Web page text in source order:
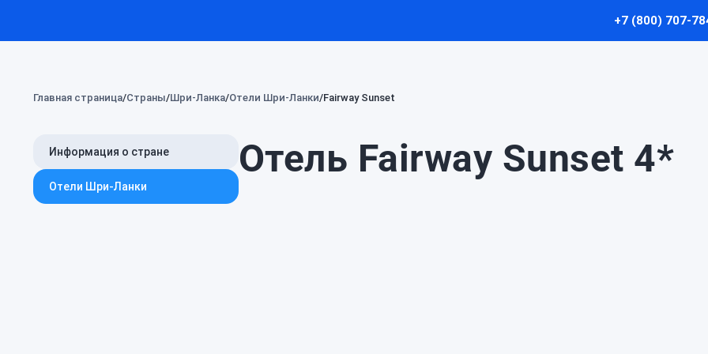
+7 (800) 707-
Главная страница Страны Шри-Ланка Отели Шри-Ланки Fairway Sunset
Отель Fairway Sunset 4*
Информация о стране
Отели Шри-Ланки